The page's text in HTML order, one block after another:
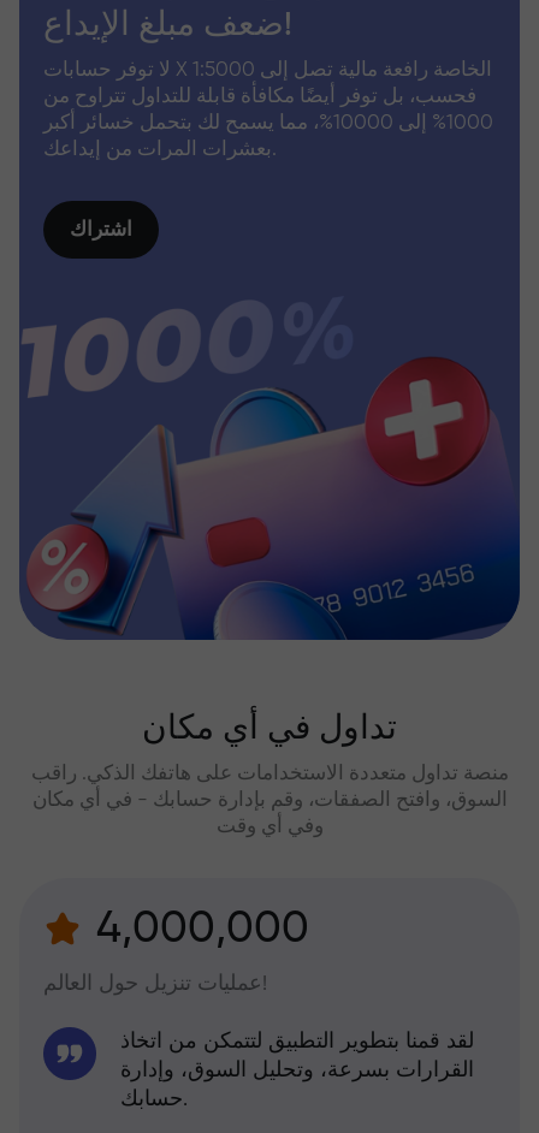
ضعف مبلغ الإيداع!
لا توفر حسابات X الخاصة رافعة مالية تصل إلى 1:5000
فحسب، بل توفر أيضًا مكافأة قابلة للتداول تتراوح من
1000% إلى 10000%، مما يسمح لك بتحمل خسائر أكبر
بعشرات المرات من إيداعك.
اشتراك
تداول في أي مكان
منصة تداول متعددة الاستخدامات على هاتفك الذكي. راقب
السوق، وافتح الصفقات، وقم بإدارة حسابك - في أي مكان
وفي أي وقت
4,000,000
عمليات تنزيل حول العالم!
لقد قمنا بتطوير التطبيق لتتمكن من اتخاذ
القرارات بسرعة، وتحليل السوق، وإدارة
حسابك.